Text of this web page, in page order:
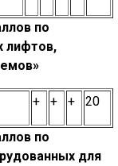
по
лифтов,
+ + + 20
по
для